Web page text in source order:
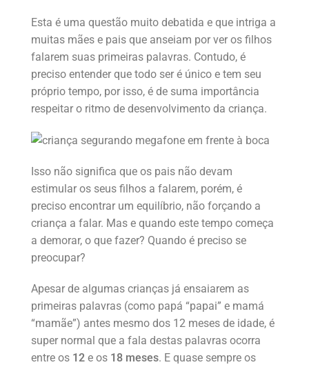
Esta é uma questão muito debatida e que intriga a
muitas mães e pais que anseiam por ver os filhos
falarem suas primeiras palavras. Contudo, é
preciso entender que todo ser é único e tem seu
próprio tempo, por isso, é de suma importância
respeitar o ritmo de desenvolvimento da criança.
Isso não significa que os pais não devam
estimular os seus filhos a falarem, porém, é
preciso encontrar um equilíbrio, não forçando a
criança a falar. Mas e quando este tempo começa
a demorar, o que fazer? Quando é preciso se
preocupar?
Apesar de algumas crianças já ensaiarem as
primeiras palavras (como papá “papai” e mamá
“mamãe”) antes mesmo dos 12 meses de idade, é
super normal que a fala destas palavras ocorra
entre os 12 e os 18 meses. E quase sempre os